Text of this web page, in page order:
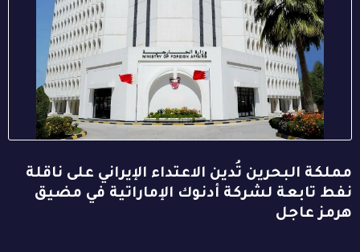
مملكة البحرين تُدين الاعتداء الإيراني على ناقلة
نفط تابعة لشركة أدنوك الإماراتية في مضيق
هرمز عاجل